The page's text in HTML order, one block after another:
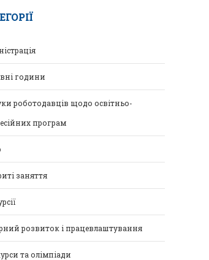
години
роботодавців щодо освітньо-
програм
заняття
розвиток і працевлаштування
та олімпіади